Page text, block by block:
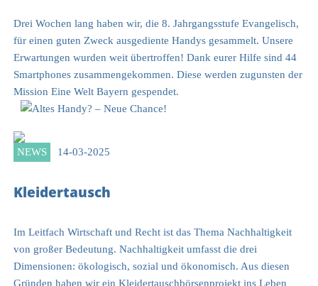
Drei Wochen lang haben wir, die 8. Jahrgangsstufe Evangelisch,
für einen guten Zweck ausgediente Handys gesammelt. Unsere
Erwartungen wurden weit übertroffen! Dank eurer Hilfe sind 44
Smartphones zusammengekommen. Diese werden zugunsten der
Mission Eine Welt Bayern gespendet.
NEWS 14-03-2025
Kleidertausch
Im Leitfach Wirtschaft und Recht ist das Thema Nachhaltigkeit
von großer Bedeutung. Nachhaltigkeit umfasst die drei
Dimensionen: ökologisch, sozial und ökonomisch. Aus diesen
Gründen haben wir ein Kleidertauschbörsenprojekt ins Leben